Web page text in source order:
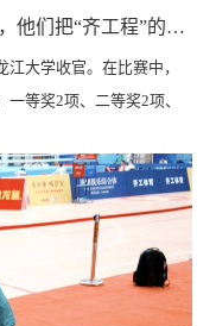
【成在齐工程】当青春遇上迷彩，他们把“齐工程”的名字写进全省荣誉榜
大学收官。在比赛中，
等奖2项、二等奖2项、
最好成绩，与东北林业大
26所高校、110名选手同台
识图用图、战场医疗救
这不仅...